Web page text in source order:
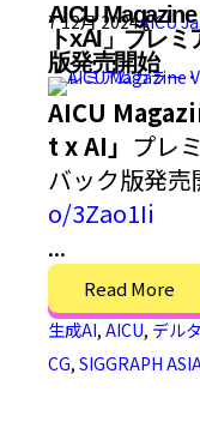
AICU
トxAI」プレ
版発売開始
7 12月 2024AICU
AICU
t x AI」 プレ
バック版発売
o/3Zao1Ii
...
Read More
生成AI, AICU, デル
CG, SIGGRAPH